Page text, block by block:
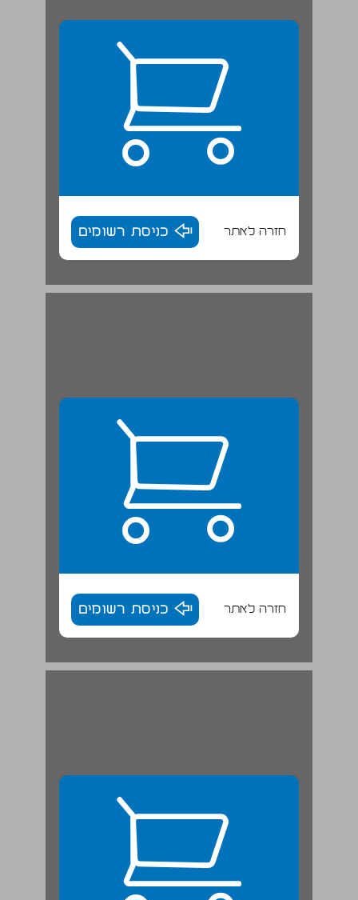
חזרה לאתר כניסת רשומים
חזרה לאתר כניסת רשומים